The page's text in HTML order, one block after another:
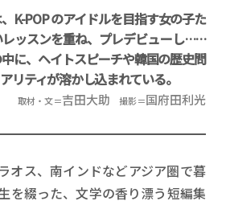
K-POP のアイドルを目指す女の子た
レッスンを重ね、プレデビューし……
に、ヘイトスピーチや韓国の歴史問
リティが溶かし込まれている。
取材・文＝吉田大助 撮影＝国府田利光
オス、南インドなどアジア圏で暮
を綴った、文学の香り漂う短編集